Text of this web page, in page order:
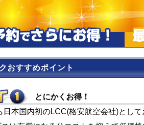
おすすめポイント
とにかくお得！
日本国内初のLCC(格安航空会社)とし